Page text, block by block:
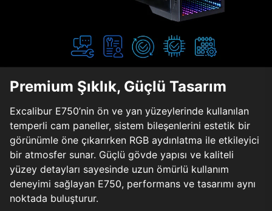
Premium Şıklık, Güçlü Tasarım
Excalibur E750’nin ön ve yan yüzeylerinde kullanılan
temperli cam paneller, sistem bileşenlerini estetik bir
görünümle öne çıkarırken RGB aydınlatma ile etkileyici
bir atmosfer sunar. Güçlü gövde yapısı ve kaliteli
yüzey detayları sayesinde uzun ömürlü kullanım
deneyimi sağlayan E750, performans ve tasarımı aynı
noktada buluşturur.